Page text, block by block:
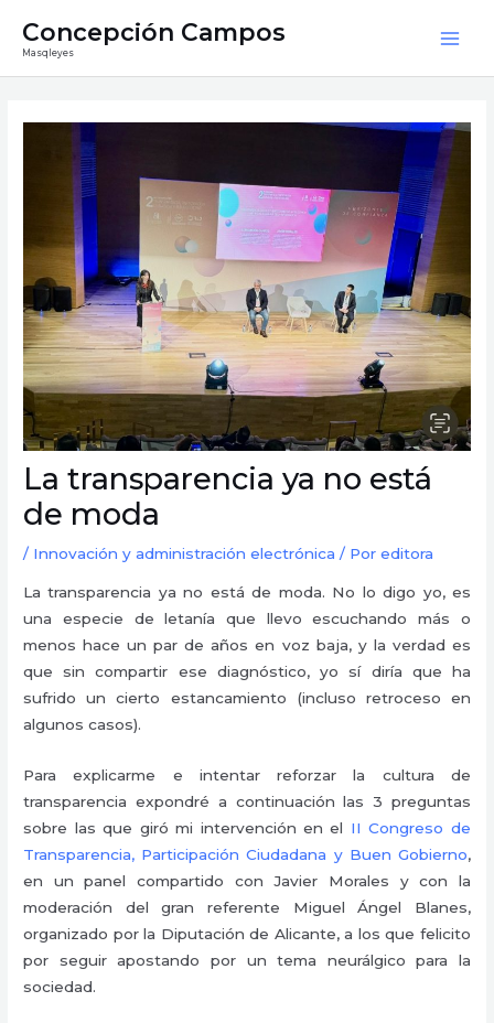
Concepción Campos
Masqleyes
La transparencia ya no está
de moda
/ Innovación y administración electrónica / Poreditora
La transparencia ya no está de moda. No lo digo yo, es
una especie de letanía que llevo escuchando más o
menos hace un par de años en voz baja, y la verdad es
que sin compartir ese diagnóstico, yo sí diría que ha
sufrido un cierto estancamiento (incluso retroceso en
algunos casos).
Para explicarme e intentar reforzar la cultura de
transparencia expondré a continuación las 3 preguntas
sobre las que giró mi intervención en el II Congreso de
Transparencia, Participación Ciudadana y Buen Gobierno,
en un panel compartido con Javier Morales y con la
moderación del gran referente Miguel Ángel Blanes,
organizado por la Diputación de Alicante, a los que felicito
por seguir apostando por un tema neurálgico para la
sociedad.
entradas